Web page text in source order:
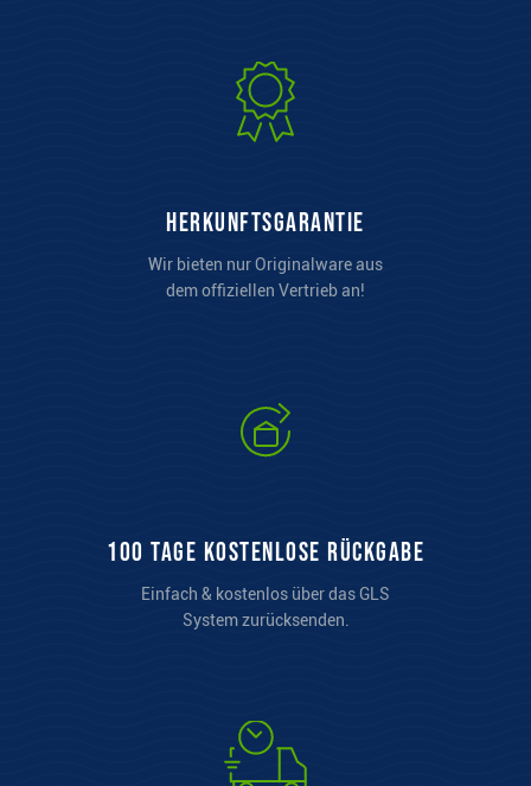
Herkunftsgarantie
Wir bieten nur Originalware aus
dem offiziellen Vertrieb an!
100 Tage kostenlose Rückgabe
Einfach & kostenlos über das GLS
System zurücksenden.